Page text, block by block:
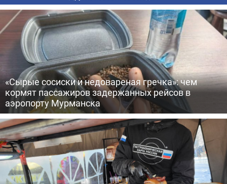
«Сырые сосиски и недовареная гречка»: чем
кормят пассажиров задержанных рейсов в
аэропорту Мурманска